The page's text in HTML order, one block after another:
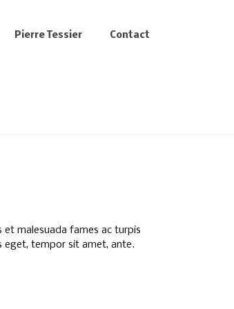
Pierre Tessier Contact
malesuada fames ac turpis
eget, tempor sit amet, ante.